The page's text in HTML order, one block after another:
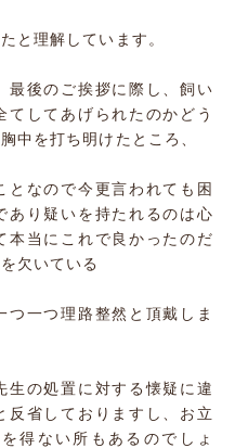
と理解しています。
最後のご挨拶に際し、飼い
てしてあげられたのかどう
中を打ち明けたところ、
となので今更言われても困
あり疑いを持たれるのは心
本当にこれで良かったのだ
欠いている
つ一つ理路整然と頂戴しま
生の処置に対する懐疑に違
反省しておりますし、お立
得ない所もあるのでしょ